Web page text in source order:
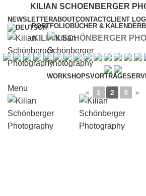
KILIAN SCHOENBERGER
NEWSLETTERABOUTCONTACTCLIENT
KILIAN SCHÖNBERGER
PORTFOLIOBÜCHER & KALENDER
WORKSHOPSVORTRÄGE
Menu ◄ 1 2 3 ►